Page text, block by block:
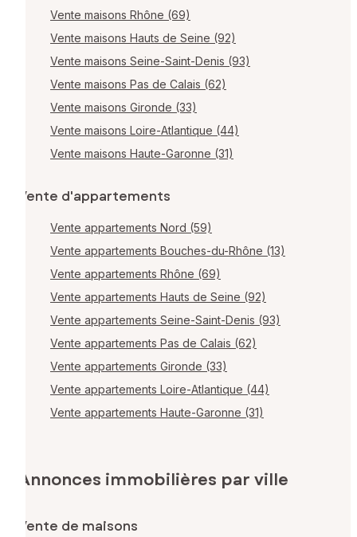
Vente maisons Rhône (69)
Vente maisons Hauts de Seine (92)
Vente maisons Seine-Saint-Denis (93)
Vente maisons Pas de Calais (62)
Vente maisons Gironde (33)
Vente maisons Loire-Atlantique (44)
Vente maisons Haute-Garonne (31)
Vente d'appartements
Vente appartements Nord (59)
Vente appartements Bouches-du-Rhône (13)
Vente appartements Rhône (69)
Vente appartements Hauts de Seine (92)
Vente appartements Seine-Saint-Denis (93)
Vente appartements Pas de Calais (62)
Vente appartements Gironde (33)
Vente appartements Loire-Atlantique (44)
Vente appartements Haute-Garonne (31)
Annonces immobilières par ville
Vente de maisons